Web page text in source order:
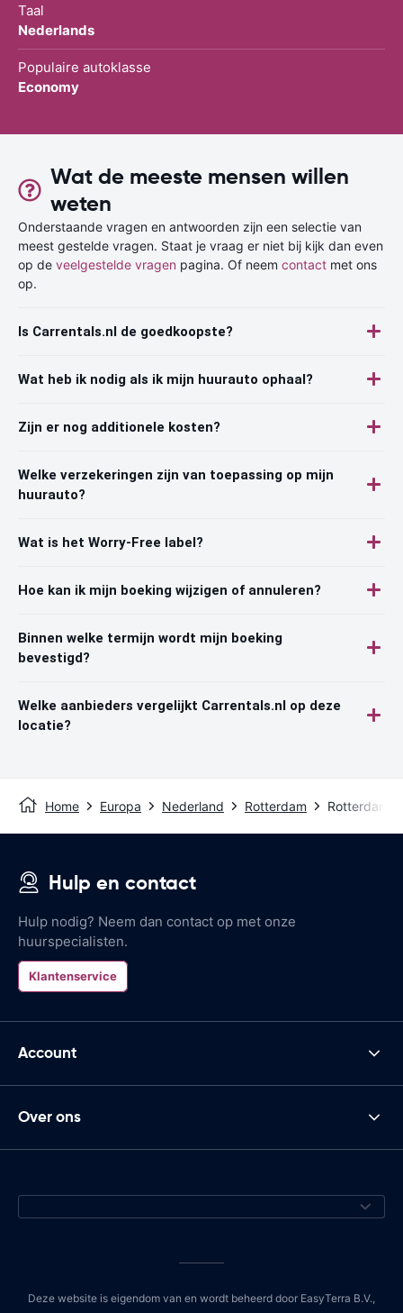
Taal
Nederlands
Populaire autoklasse
Economy
Wat de meeste mensen willen
weten
Onderstaande vragen en antwoorden zijn een selectie van
meest gestelde vragen. Staat je vraag er niet bij kijk dan even
op de veelgestelde vragen pagina. Of neem contact met ons
op.
Is Carrentals.nl de goedkoopste?
Wat heb ik nodig als ik mijn huurauto ophaal?
Zijn er nog additionele kosten?
Welke verzekeringen zijn van toepassing op mijn
huurauto?
Wat is het Worry-Free label?
Hoe kan ik mijn boeking wijzigen of annuleren?
Binnen welke termijn wordt mijn boeking
bevestigd?
Welke aanbieders vergelijkt Carrentals.nl op deze
locatie?
Home Europa Nederland Rotterdam Rotterdam
Hulp en contact
Hulp nodig? Neem dan contact op met onze
huurspecialisten.
Klantenservice
Account
Over ons
Deze website is eigendom van en wordt beheerd door EasyTerra B.V.,